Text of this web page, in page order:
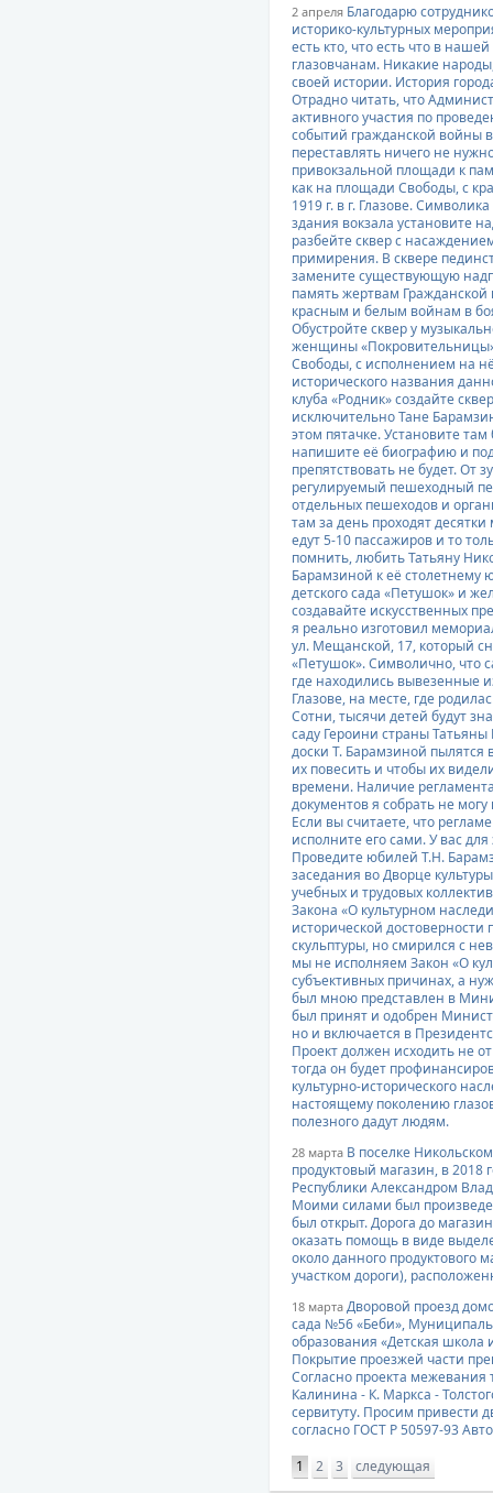
2 апреля Благодарю
историко-культурных
есть кто, что есть что в
глазовчанам. Никакие
своей истории. История
Отрадно читать, что
активного участия по
событий гражданской войны в
переставлять ничего не
привокзальной площади к
как на площади Свободы, с
1919 г. в г. Глазове.
здания вокзала установите
разбейте сквер с
примирения. В сквере
замените существующую
память жертвам
красным и белым войнам в
Обустройте сквер у
женщины
Свободы, с исполнением на
исторического названия
клуба «Родник» создайте
исключительно Тане
этом пятачке. Установите
напишите её биографию и
препятствовать не будет. От
регулируемый пешеходный
отдельных пешеходов и
там за день проходят
едут 5-10 пассажиров и то
помнить, любить Татьяну
Барамзиной к её
детского сада «Петушок» и
создавайте искусственных
я реально изготовил
ул. Мещанской, 17, который
«Петушок». Символично, что
где находились вывезенные
Глазове, на месте, где
Сотни, тысячи детей будут
саду Героини страны
доски Т. Барамзиной
их повесить и чтобы их
времени. Наличие
документов я собрать не
Если вы считаете, что
исполните его сами. У вас для
Проведите юбилей Т.Н.
заседания во Дворце
учебных и трудовых
Закона «О культурном
исторической
скульптуры, но смирился с
мы не исполняем Закон «О
субъективных причинах, а
был мною представлен в
был принят и одобрен
но и включается в
Проект должен исходить не
тогда он будет
культурно-исторического
настоящему поколению
полезного дадут людям.
28 марта В поселке
продуктовый магазин, в 2018
Республики Александром
Моими силами был
был открыт. Дорога до
оказать помощь в виде
около данного продуктового
участком дороги),
18 марта Дворовой проезд
сада №56 «Беби»,
образования «Детская школа
Покрытие проезжей части
Согласно проекта межевания
Калинина - К. Маркса -
сервитуту. Просим привести
согласно ГОСТ Р 50597-93
1
2 3 следующая